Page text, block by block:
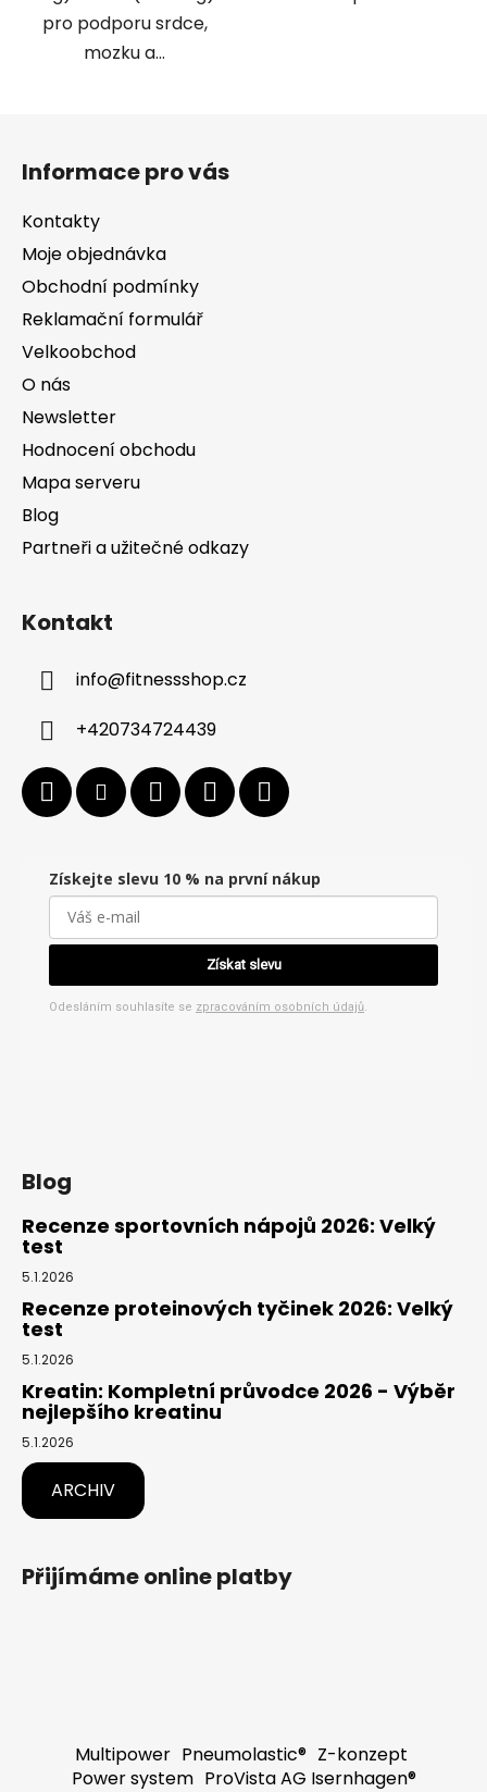
pro podporu srdce,
mozku a...
Informace pro vás
Kontakty
Moje objednávka
Obchodní podmínky
Reklamační formulář
Velkoobchod
O nás
Newsletter
Hodnocení obchodu
Mapa serveru
Blog
Partneři a užitečné odkazy
Kontakt
info@fitnessshop.cz
+420734724439
Získejte slevu 10 % na první nákup
Získat slevu
Odesláním souhlasíte se zpracováním osobních údajů.
Blog
Recenze sportovních nápojů 2026: Velký
test
5.1.2026
Recenze proteinových tyčinek 2026: Velký
test
5.1.2026
Kreatin: Kompletní průvodce 2026 - Výběr
nejlepšího kreatinu
5.1.2026
ARCHIV
Přijímáme online platby
Multipower Pneumolastic® Z-konzept
Power system ProVista AG Isernhagen®